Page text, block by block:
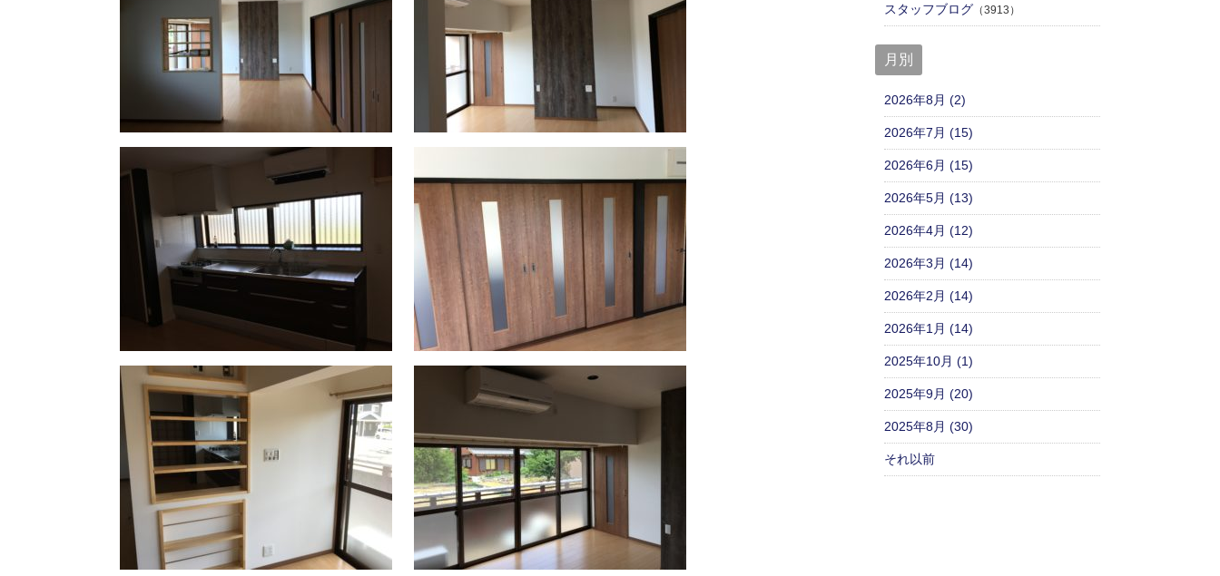
スタッフブログ（3913）
月別
2026年8月 (2)
2026年7月 (15)
2026年6月 (15)
2026年5月 (13)
2026年4月 (12)
2026年3月 (14)
2026年2月 (14)
2026年1月 (14)
2025年10月 (1)
2025年9月 (20)
2025年8月 (30)
それ以前